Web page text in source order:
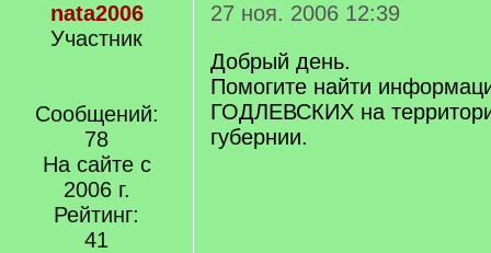
nata2006
Участник
Сообщений:
78
На сайте с
2006 г.
Рейтинг:
41
27 ноя. 2006 12:39
Добрый день.
Помогите найти
ГОДЛЕВСКИХ на
губернии.